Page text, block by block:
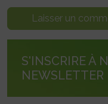
S'INSCRIRE À
NEWSLETTER